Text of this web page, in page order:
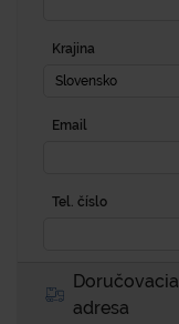
Krajina
Slovensko
Email
Tel. číslo
Doručovacia
adresa